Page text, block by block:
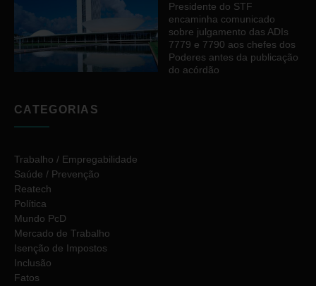
Presidente do STF
encaminha comunicado
sobre julgamento das ADIs
7779 e 7790 aos chefes dos
Poderes antes da publicação
do acórdão
CATEGORIAS
Trabalho / Empregabilidade
Saúde / Prevenção
Reatech
Política
Mundo PcD
Mercado de Trabalho
Isenção de Impostos
Inclusão
Fatos